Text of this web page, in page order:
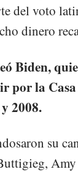
del voto
dinero
Biden,
por la
2008.
su